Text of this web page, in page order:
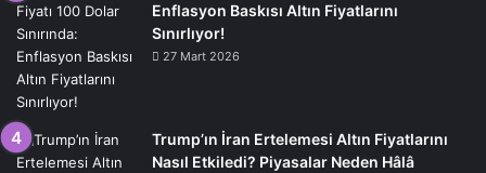
Enflasyon Baskısı Altın Fiyatlarını
Sınırlıyor!
27 Mart 2026
Trump’ın İran Ertelemesi Altın Fiyatlarını
Nasıl Etkiledi? Piyasalar Neden Hâlâ